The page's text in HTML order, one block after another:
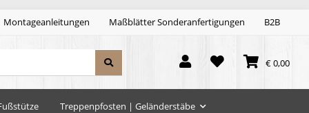
Montageanleitungen Maßblätter Sonderanfertigungen B2B
€ 0,00
Treppenpfosten | Geländerstäbe